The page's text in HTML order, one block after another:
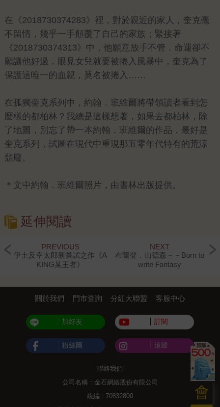
在《2018730374283》裡，對於親近的家人，奎克毫
不留情，幾乎一手顛覆了自己的家族；緊接著
《2018730374313》中，他願意放手不管．命運卻不
願讓他好過．眼見女兒就要被捲入風暴中，奎克為了
保護這唯一的血親，莫名被捲入……
在孤獨奎克系列中，約翰．班維爾將帶領讀者看到怎
麼樣的都柏林？我總是這樣想著，如果去都柏林，除
了地圖，別忘了帶一本約翰．班維爾的作品．最好是
奎克系列，試圖在現代中重現那五零年代特有的荒涼
頹廢。
＊文中約翰．班維爾照片，由書林出版提供。
延伸閱讀
PREVIOUS
伊土反幸太郎新嘗試之作《A
KING某王者》
NEXT
布蘭登．山德森－－Born to
write Fantasy
會
關於我們 門市查詢 分紅大聯盟 客服中心
加好友 訂閱
粉絲團 追蹤
聯絡我們
公司名稱：金石網絡股份有限公司
統編 : 70832800